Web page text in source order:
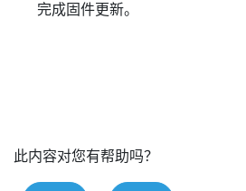
完成固件更新。
此内容对您有帮助吗？